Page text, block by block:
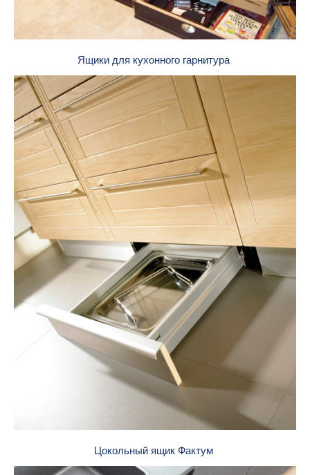
Ящики для кухонного гарнитура
Цокольный ящик Фактум